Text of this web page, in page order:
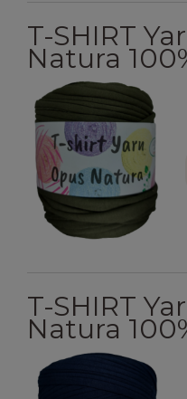
T-SHIRT
Natura
T-SHIRT
Natura